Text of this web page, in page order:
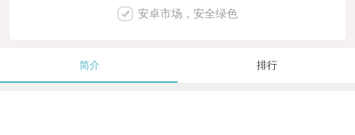
安卓市场，安全绿色
简介 排行